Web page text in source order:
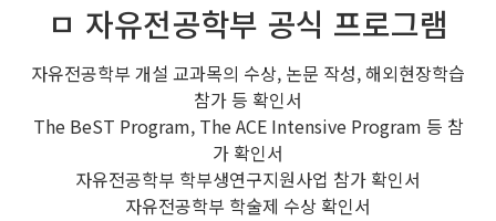
ㅁ 자유전공학부 공식 프로그램
자유전공학부 개설 교과목의 수상, 논문 작성, 해외현장학습
참가 등 확인서
The BeST Program, The ACE Intensive Program 등 참
가 확인서
자유전공학부 학부생연구지원사업 참가 확인서
자유전공학부 학술제 수상 확인서